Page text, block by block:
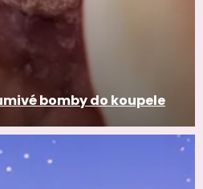
bomby do koupele